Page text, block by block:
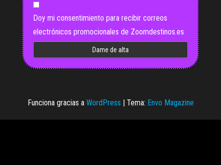
Doy mi consentimiento para recibir correos
electrónicos promocionales de Zoomdestinos.es
Funciona gracias a WordPress | Tema: Envo Magazine